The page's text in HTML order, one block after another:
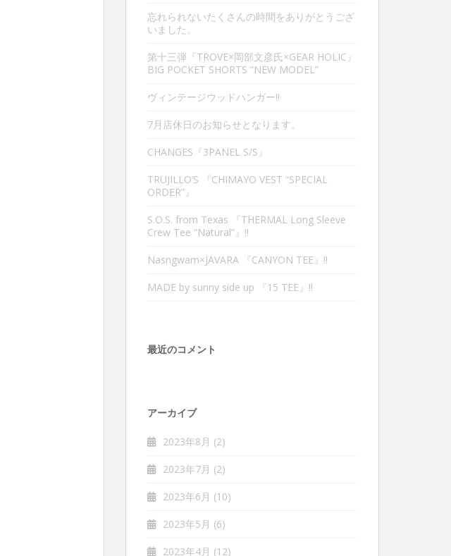
忘れられないたくさんの時間をありがとうござ
いました。
第十三弾『TROVE×岡部文彦氏×GEAR HOLIC』
BIG POCKET SHORTS “NEW MODEL”
ヴィンテージウッドハンガー‼︎
7月店休日のお知らせとなります。
CHANGES『3PANEL S/S』
TRUJILLO’S 『CHIMAYO VEST “SPECIAL
ORDER”』
S.O.S. from Texas 『THERMAL Long Sleeve
Crew Tee “Natural”』‼︎
Nasngwam×JAVARA 『CANYON TEE』‼︎
MADE by sunny side up 『15 TEE』‼︎
最近のコメント
アーカイブ
2023年8月 (2)
2023年7月 (2)
2023年6月 (10)
2023年5月 (6)
2023年4月 (12)